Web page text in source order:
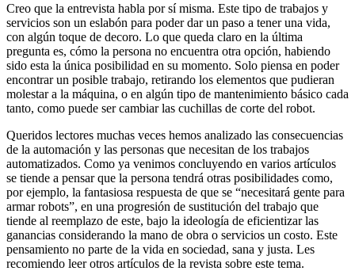
Creo que la entrevista habla por sí misma. Este tipo de trabajos y
servicios son un eslabón para poder dar un paso a tener una vida,
con algún toque de decoro. Lo que queda claro en la última
pregunta es, cómo la persona no encuentra otra opción, habiendo
sido esta la única posibilidad en su momento. Solo piensa en poder
encontrar un posible trabajo, retirando los elementos que pudieran
molestar a la máquina, o en algún tipo de mantenimiento básico cada
tanto, como puede ser cambiar las cuchillas de corte del robot.
Queridos lectores muchas veces hemos analizado las consecuencias
de la automación y las personas que necesitan de los trabajos
automatizados. Como ya venimos concluyendo en varios artículos
se tiende a pensar que la persona tendrá otras posibilidades como,
por ejemplo, la fantasiosa respuesta de que se “necesitará gente para
armar robots”, en una progresión de sustitución del trabajo que
tiende al reemplazo de este, bajo la ideología de eficientizar las
ganancias considerando la mano de obra o servicios un costo. Este
pensamiento no parte de la vida en sociedad, sana y justa. Les
recomiendo leer otros artículos de la revista sobre este tema.